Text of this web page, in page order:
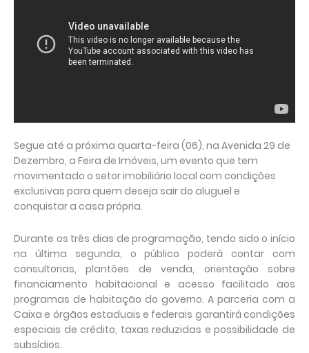
Segue até a próxima quarta-feira (06), na Avenida 29 de
Dezembro, a Feira de Imóveis, um evento que tem
movimentado o setor imobiliário local com condições
exclusivas para quem deseja sair do aluguel e
conquistar a casa própria.
Durante os três dias de programação, tendo sido o início
na última segunda, o público poderá contar com
consultorias, plantões de venda, orientação sobre
financiamento habitacional e acesso facilitado aos
programas de habitação do governo. A parceria com a
Caixa e órgãos estaduais e federais garantirá condições
especiais de crédito, taxas reduzidas e possibilidade de
subsídios.